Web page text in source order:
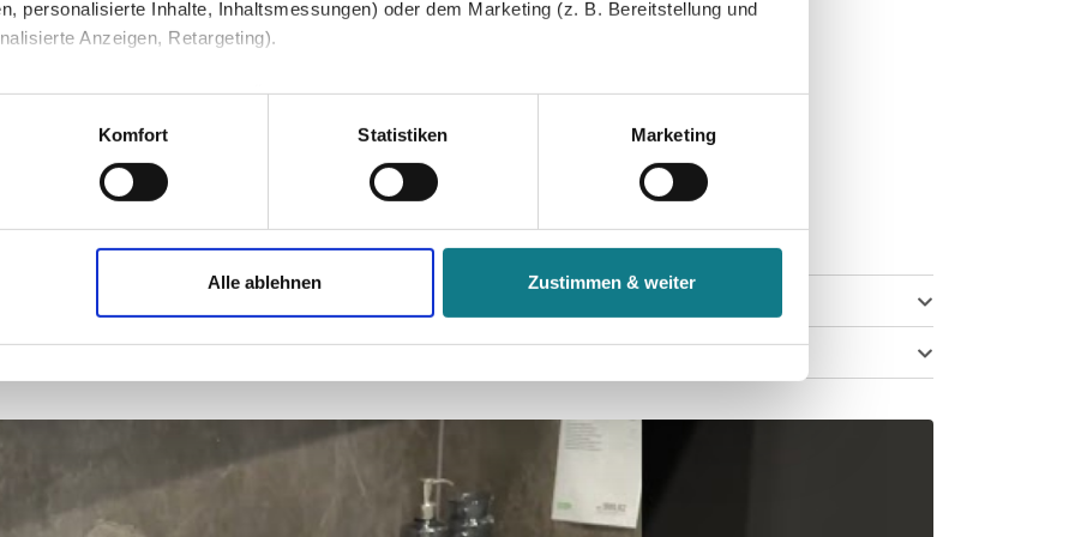
personalisierte Inhalte, Inhaltsmessungen) oder dem Marketing (z. B. Bereitstellung und
Anzeigen, Retargeting).
Datenschutz nachlesen. Über den Link "Cookies" am Seitenende können Sie mehr über
und Partner erfahren und die von Ihnen gewünschten Einstellungen vornehmen.
klicken, willigen Sie in die Verarbeitung Ihrer personenbezogenen Daten zu den
Komfort Statistiken Marketing
Alle ablehnen Zustimmen & weiter